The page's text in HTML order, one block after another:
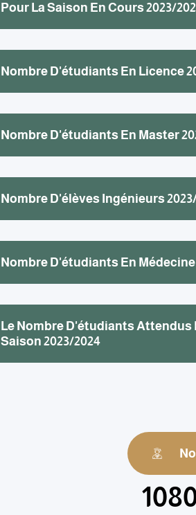
Pour La Saison En Cours 2023/
Nombre D'étudiants En Licence
Nombre D'étudiants En Master
Nombre D'élèves Ingénieurs
Nombre D'étudiants En Médecine
Le Nombre D'étudiants Attendus
Saison 2023/2024